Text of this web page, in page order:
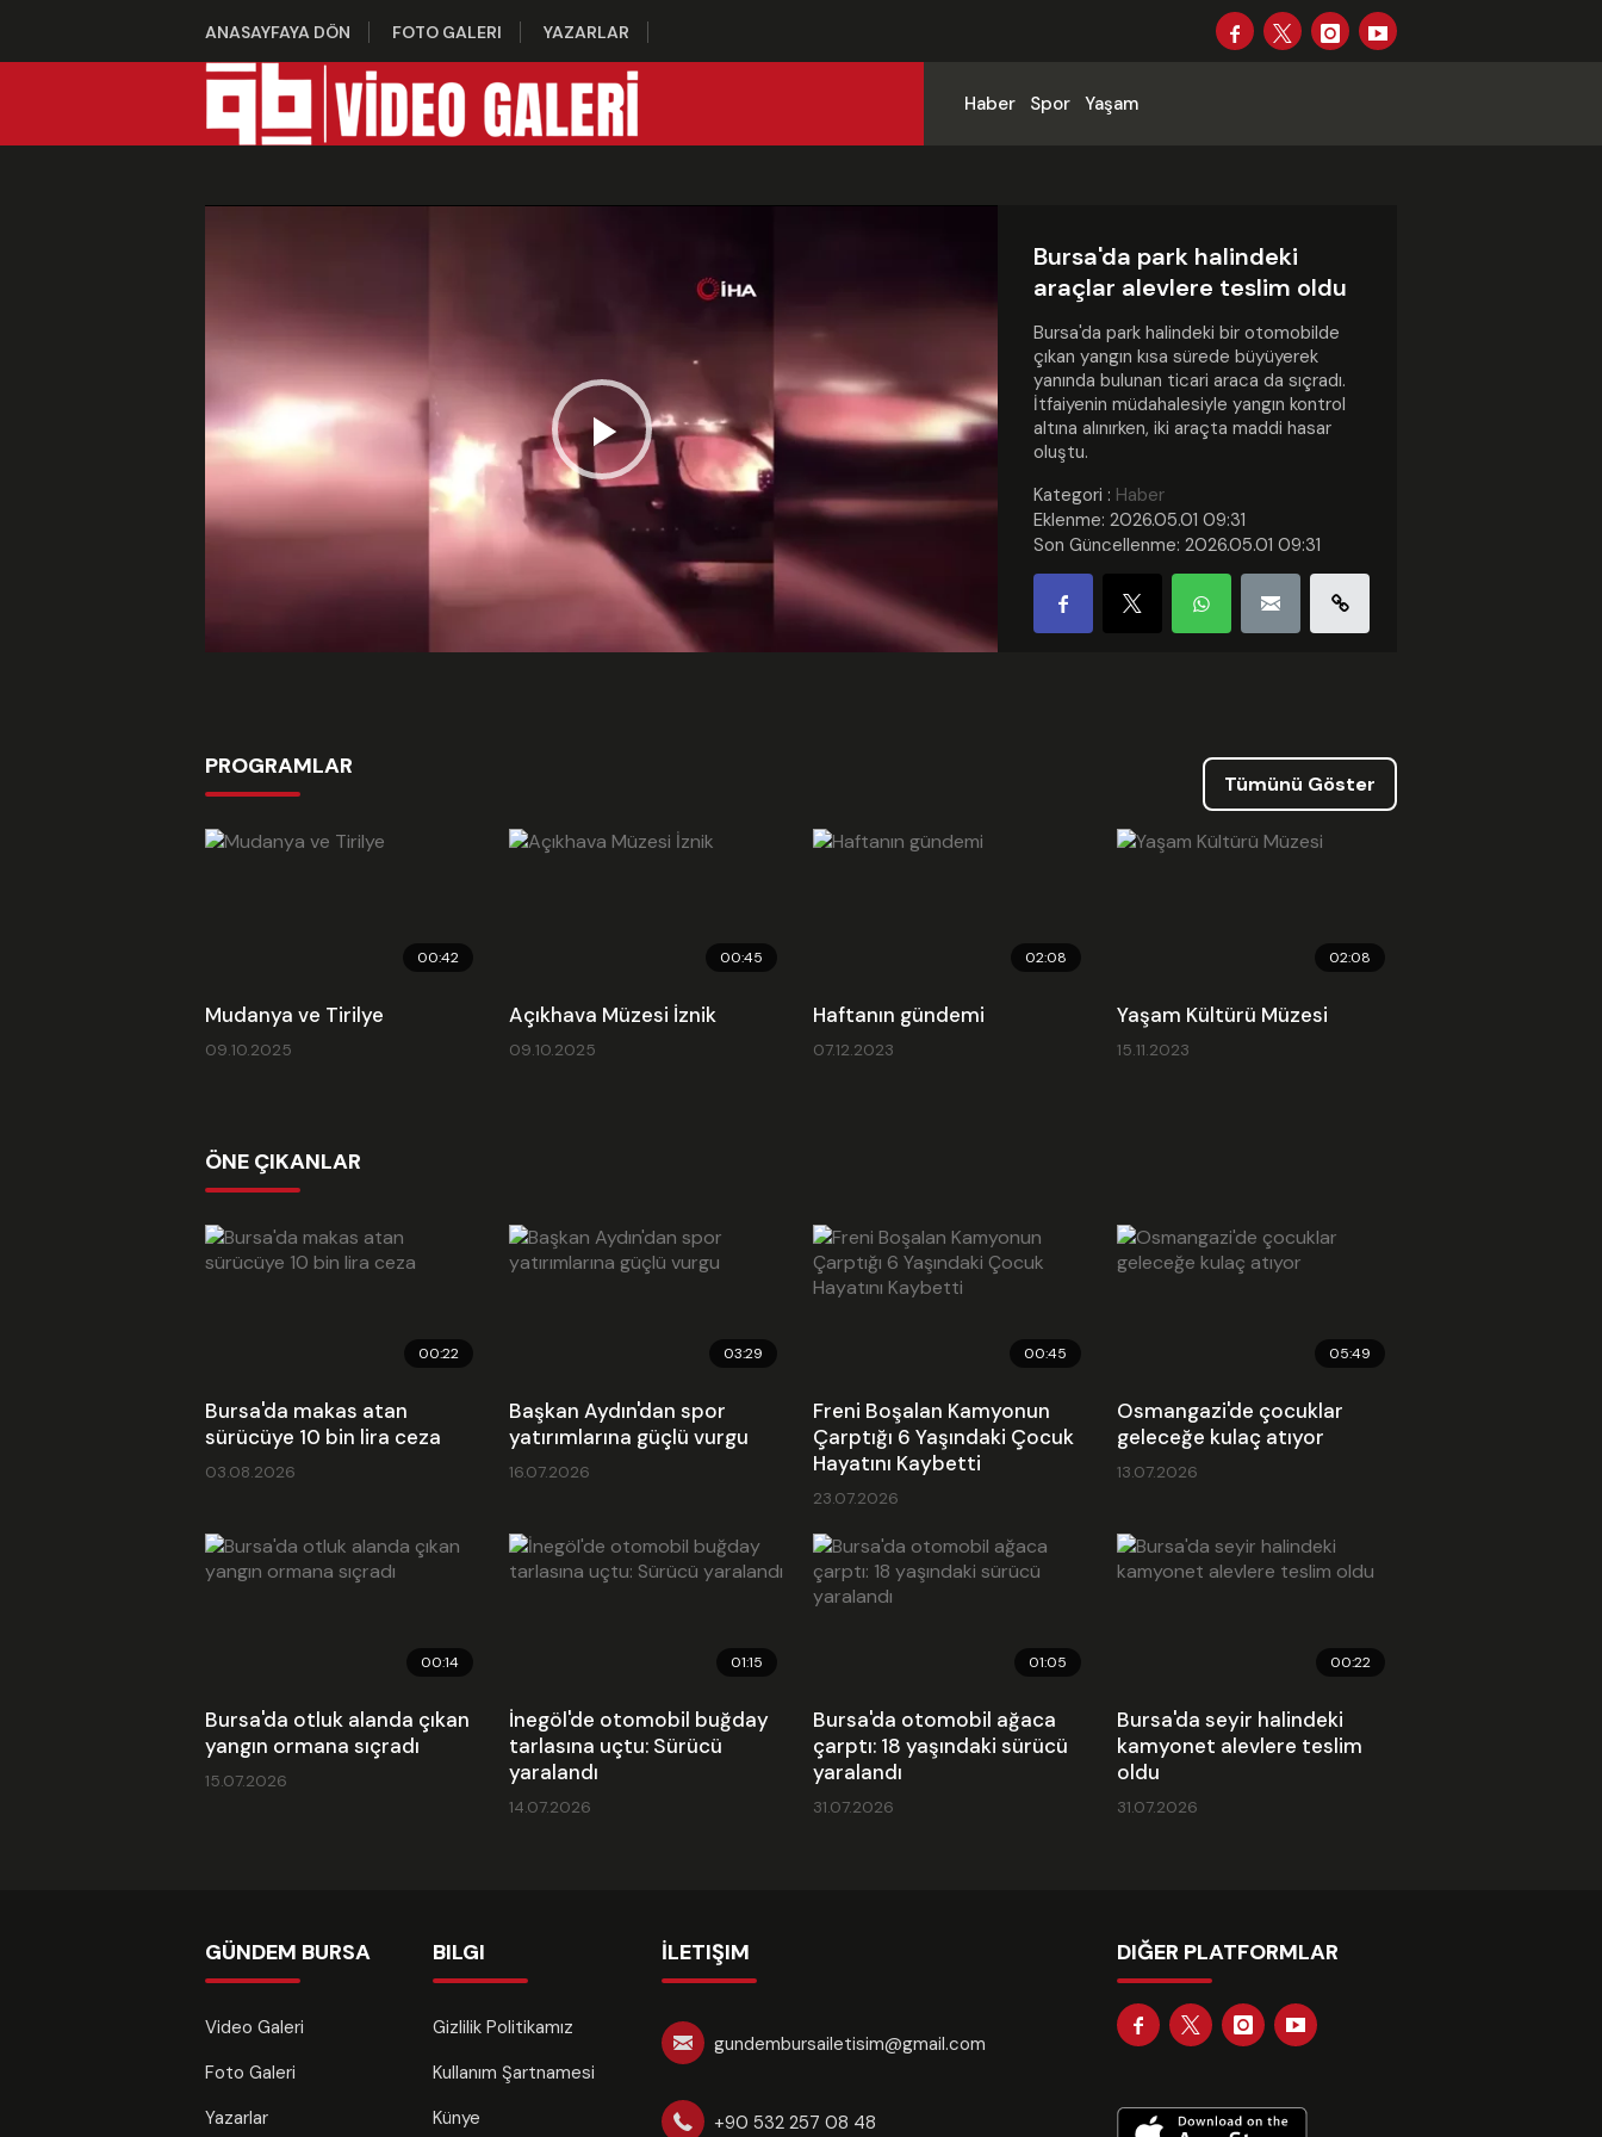
ANASAYFAYA DÖN FOTO GALERI YAZARLAR
Haber Spor Yaşam
Play
Video
Bursa'da park halindeki
araçlar alevlere teslim oldu
Bursa'da park halindeki bir otomobilde
çıkan yangın kısa sürede büyüyerek
yanında bulunan ticari araca da sıçradı.
İtfaiyenin müdahalesiyle yangın kontrol
altına alınırken, iki araçta maddi hasar
oluştu.
Kategori : Haber
Eklenme: 2026.05.01 09:31
Son Güncellenme: 2026.05.01 09:31
PROGRAMLAR
Tümünü Göster
00:42
Mudanya ve Tirilye
09.10.2025
00:45
Açıkhava Müzesi İznik
09.10.2025
02:08
Haftanın gündemi
07.12.2023
02:08
Yaşam Kültürü Müzesi
15.11.2023
ÖNE ÇIKANLAR
00:22
Bursa'da makas atan
sürücüye 10 bin lira ceza
03.08.2026
03:29
Başkan Aydın'dan spor
yatırımlarına güçlü vurgu
16.07.2026
00:45
Freni Boşalan Kamyonun
Çarptığı 6 Yaşındaki Çocuk
Hayatını Kaybetti
23.07.2026
05:49
Osmangazi'de çocuklar
geleceğe kulaç atıyor
13.07.2026
00:14
Bursa'da otluk alanda çıkan
yangın ormana sıçradı
15.07.2026
01:15
İnegöl'de otomobil buğday
tarlasına uçtu: Sürücü
yaralandı
14.07.2026
01:05
Bursa'da otomobil ağaca
çarptı: 18 yaşındaki sürücü
yaralandı
31.07.2026
00:22
Bursa'da seyir halindeki
kamyonet alevlere teslim
oldu
31.07.2026
GÜNDEM BURSA
Video Galeri
Foto Galeri
Yazarlar
BILGI
Gizlilik Politikamız
Kullanım Şartnamesi
Künye
İLETIŞIM
gundembursailetisim@gmail.com
+90 532 257 08 48
DIĞER PLATFORMLAR